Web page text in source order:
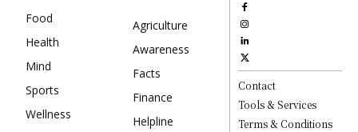
Food
Health
Mind
Sports
Wellness
Agriculture
Awareness
Facts
Finance
Helpline
Contact
Tools & Services
Terms & Conditions